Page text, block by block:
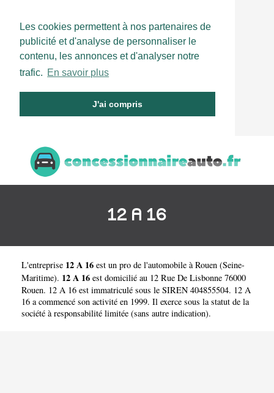
Les cookies permettent à nos partenaires de
publicité et d'analyse de personnaliser le
contenu, les annonces et d'analyser notre
trafic. En savoir plus
J'ai compris
12 A 16
L'entreprise 12 A 16 est un pro de l'automobile à Rouen (Seine-
Maritime). 12 A 16 est domicilié au 12 Rue De Lisbonne 76000
Rouen. 12 A 16 est immatriculé sous le SIREN 404855504. 12 A
16 a commencé son activité en 1999. Il exerce sous la statut de la
société à responsabilité limitée (sans autre indication).